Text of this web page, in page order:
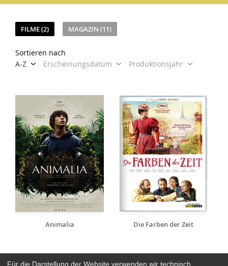
FILME (2) MAGAZIN (11)
Sortieren nach
A-Z
Erscheinungsdatum Produktionsjahr
Animalia Die Farben der Zeit
Für die Darstellung der Website verwenden wir technisch